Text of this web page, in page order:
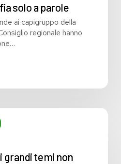
solo a parole
ai capigruppo della
regionale hanno
grandi temi non